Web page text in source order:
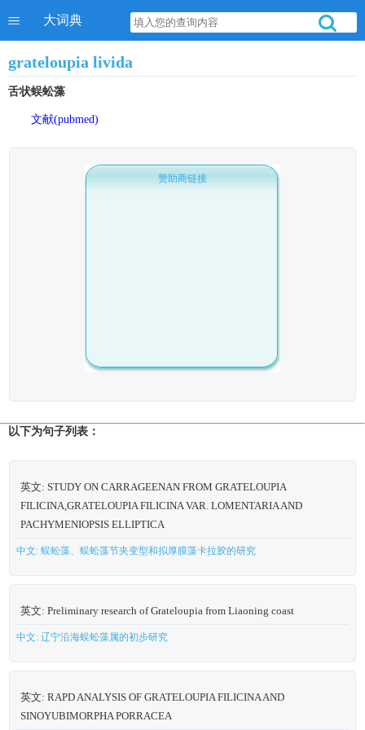
大词典
grateloupia livida
舌状蜈蚣藻
文献(pubmed)
赞助商链接
以下为句子列表：
英文: STUDY ON CARRAGEENAN FROM GRATELOUPIA
FILICINA,GRATELOUPIA FILICINA VAR. LOMENTARIA AND
PACHYMENIOPSIS ELLIPTICA
中文: 蜈蚣藻、蜈蚣藻节夹变型和拟厚膜藻卡拉胶的研究
英文: Preliminary research of Grateloupia from Liaoning coast
中文: 辽宁沿海蜈蚣藻属的初步研究
英文: RAPD ANALYSIS OF GRATELOUPIA FILICINA AND
SINOYUBIMORPHA PORRACEA